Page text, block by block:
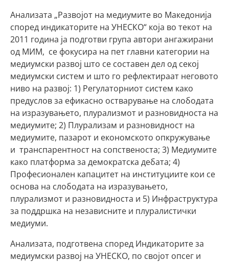
Анализата „Развојот на медиумите во Македонија
според индикаторите на УНЕСКО“ која во текот на
2011 година ја подготви група автори ангажирани
од МИМ, се фокусира на пет главни категории на
медиумски развој што се составен дел од секој
медиумски систем и што го рефлектираат неговото
ниво на развој: 1) Регулаторниот систем како
предуслов за ефикасно остварување на слободата
на изразувањето, плурализмот и разновидноста на
медиумите; 2) Плурализам и разновидност на
медиумите, пазарот и економското опкружување
и транспарентност на сопственоста; 3) Медиумите
како платформа за демократска дебата; 4)
Професионален капацитет на институциите кои се
основа на слободата на изразувањето,
плурализмот и разновидноста и 5) Инфраструктура
за поддршка на независните и плуралистички
медиуми.
Анализата, подготвена според Индикаторите за
медиумски развој на УНЕСКО, по својот опсег и